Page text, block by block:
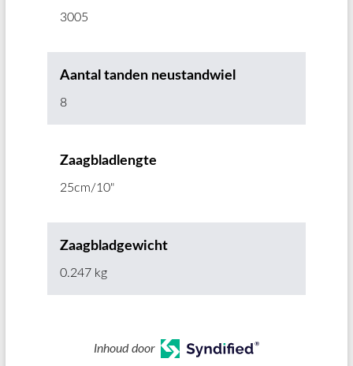
3005
Aantal tanden neustandwiel
8
Zaagbladlengte
25cm/10"
Zaagbladgewicht
0.247 kg
Inhoud door